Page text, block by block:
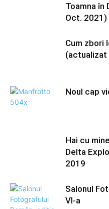
Toamna în
Oct. 2021)
Cum zbori
(actualizat
Noul cap
Hai cu
Delta
2019
Salonul
VI-a